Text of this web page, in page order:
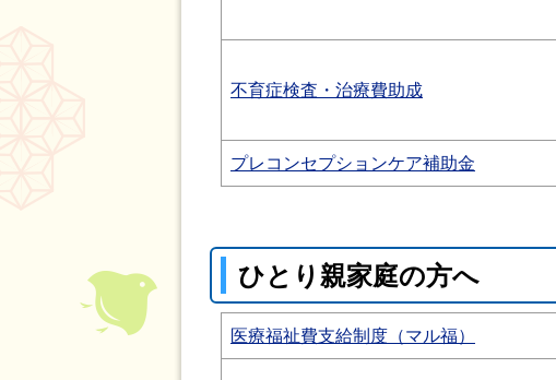
不育症検査・治療費助成
プレコンセプションケア補助金
ひとり親家庭の方へ
医療福祉費支給制度（マル福）